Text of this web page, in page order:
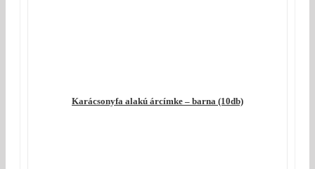
Karácsonyfa alakú árcímke – barna (10db)